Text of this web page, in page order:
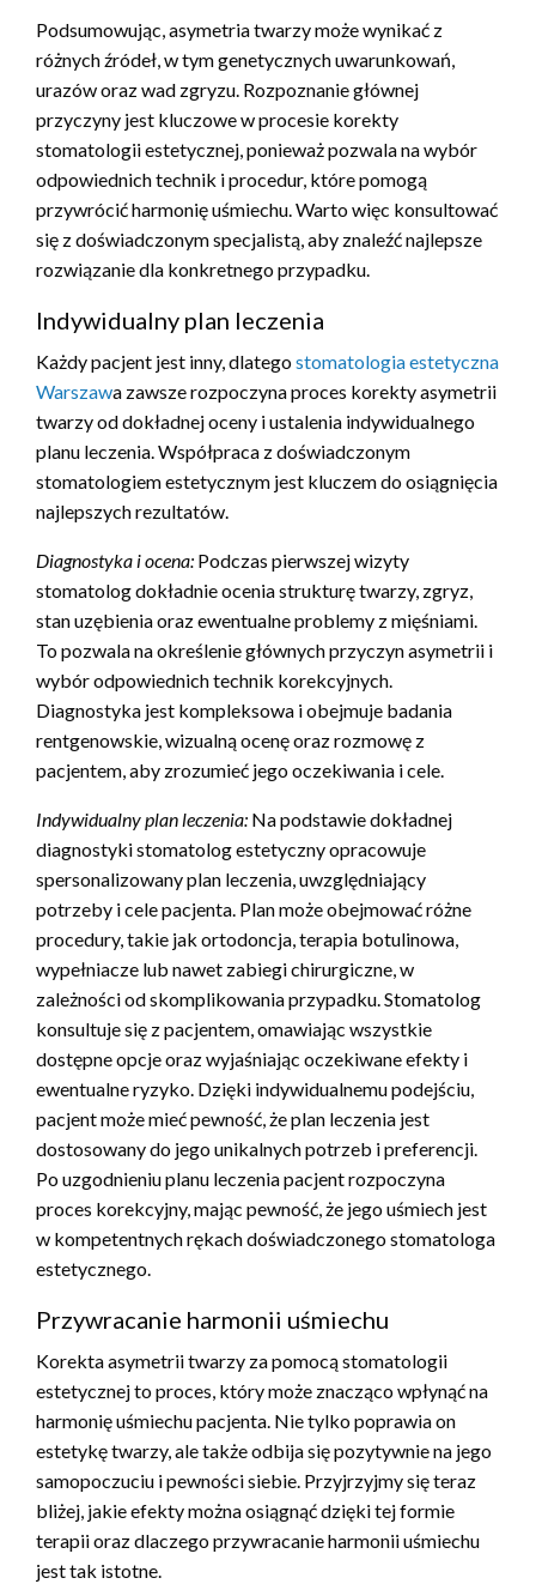
Podsumowując, asymetria twarzy może wynikać z
różnych źródeł, w tym genetycznych uwarunkowań,
urazów oraz wad zgryzu. Rozpoznanie głównej
przyczyny jest kluczowe w procesie korekty
stomatologii estetycznej, ponieważ pozwala na wybór
odpowiednich technik i procedur, które pomogą
przywrócić harmonię uśmiechu. Warto więc konsultować
się z doświadczonym specjalistą, aby znaleźć najlepsze
rozwiązanie dla konkretnego przypadku.
Indywidualny plan leczenia
Każdy pacjent jest inny, dlategostomatologia estetyczna
Warszawa zawsze rozpoczyna proces korekty asymetrii
twarzy od dokładnej oceny i ustalenia indywidualnego
planu leczenia. Współpraca z doświadczonym
stomatologiem estetycznym jest kluczem do osiągnięcia
najlepszych rezultatów.
Diagnostyka i ocena: Podczas pierwszej wizyty
stomatolog dokładnie ocenia strukturę twarzy, zgryz,
stan uzębienia oraz ewentualne problemy z mięśniami.
To pozwala na określenie głównych przyczyn asymetrii i
wybór odpowiednich technik korekcyjnych.
Diagnostyka jest kompleksowa i obejmuje badania
rentgenowskie, wizualną ocenę oraz rozmowę z
pacjentem, aby zrozumieć jego oczekiwania i cele.
Indywidualny plan leczenia: Na podstawie dokładnej
diagnostyki stomatolog estetyczny opracowuje
spersonalizowany plan leczenia, uwzględniający
potrzeby i cele pacjenta. Plan może obejmować różne
procedury, takie jak ortodoncja, terapia botulinowa,
wypełniacze lub nawet zabiegi chirurgiczne, w
zależności od skomplikowania przypadku. Stomatolog
konsultuje się z pacjentem, omawiając wszystkie
dostępne opcje oraz wyjaśniając oczekiwane efekty i
ewentualne ryzyko. Dzięki indywidualnemu podejściu,
pacjent może mieć pewność, że plan leczenia jest
dostosowany do jego unikalnych potrzeb i preferencji.
Po uzgodnieniu planu leczenia pacjent rozpoczyna
proces korekcyjny, mając pewność, że jego uśmiech jest
w kompetentnych rękach doświadczonego stomatologa
estetycznego.
Przywracanie harmonii uśmiechu
Korekta asymetrii twarzy za pomocą stomatologii
estetycznej to proces, który może znacząco wpłynąć na
harmonię uśmiechu pacjenta. Nie tylko poprawia on
estetykę twarzy, ale także odbija się pozytywnie na jego
samopoczuciu i pewności siebie. Przyjrzyjmy się teraz
bliżej, jakie efekty można osiągnąć dzięki tej formie
terapii oraz dlaczego przywracanie harmonii uśmiechu
jest tak istotne.